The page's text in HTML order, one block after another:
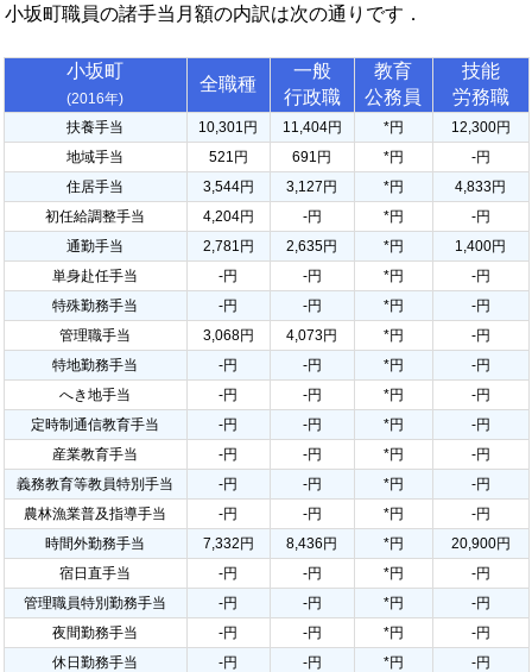
小坂町職員の諸手当月額の内訳は次の通りです．
小坂町
(2016年)
全職種
一般
行政職
教育
公務員
技能
労務職
扶養手当 10,301円 11,404円 *円
12,300円
地域手当
521円 691円 *円
-円
住居手当
3,544円 3,127円 *円
4,833円
初任給調整手当
4,204円 -円 *円
-円
通勤手当
2,781円 2,635円 *円
1,400円
単身赴任手当
-円 -円 *円
-円
特殊勤務手当
-円 -円 *円
-円
管理職手当
3,068円 4,073円 *円
-円
特地勤務手当
-円 -円 *円
-円
へき地手当
-円 -円 *円
-円
定時制通信教育手当
-円 -円 *円
-円
産業教育手当
-円 -円 *円
-円
義務教育等教員特別手当
-円 -円 *円
-円
農林漁業普及指導手当
-円 -円 *円
-円
時間外勤務手当
7,332円 8,436円 *円
20,900円
宿日直手当
-円 -円 *円
-円
管理職員特別勤務手当
-円 -円 *円
-円
夜間勤務手当
-円 -円 *円
-円
休日勤務手当
-円 -円 *円
-円